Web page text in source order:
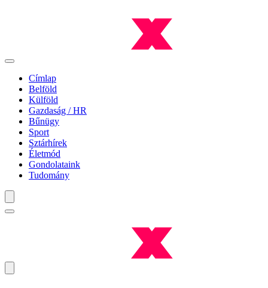
Címlap
Belföld
Külföld
Gazdaság / HR
Bűnügy
Sport
Sztárhírek
Életmód
Gondolataink
Tudomány